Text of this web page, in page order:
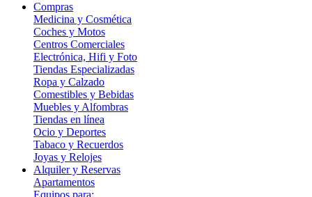
Compras
Medicina y Cosmética
Coches y Motos
Centros Comerciales
Electrónica, Hifi y Foto
Tiendas Especializadas
Ropa y Calzado
Comestibles y Bebidas
Muebles y Alfombras
Tiendas en línea
Ocio y Deportes
Tabaco y Recuerdos
Joyas y Relojes
Alquiler y Reservas
Apartamentos
Equipos para: